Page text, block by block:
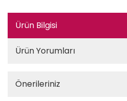
Ürün Bilgisi
Ürün Yorumları
Önerileriniz